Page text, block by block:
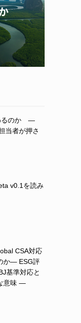
るのか ―
当者が押さ
v0.1を読み
CSA対応
か― ESG評
基準対応と
意味 ―